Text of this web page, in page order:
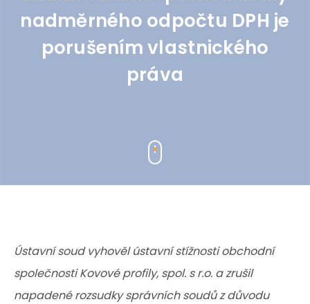
nadměrného odpočtu DPH je
porušením vlastnického
práva
Ústavní soud vyhověl ústavní stížnosti obchodní
společnosti Kovové profily, spol. s r.o. a zrušil
napadené rozsudky správních soudů z důvodu